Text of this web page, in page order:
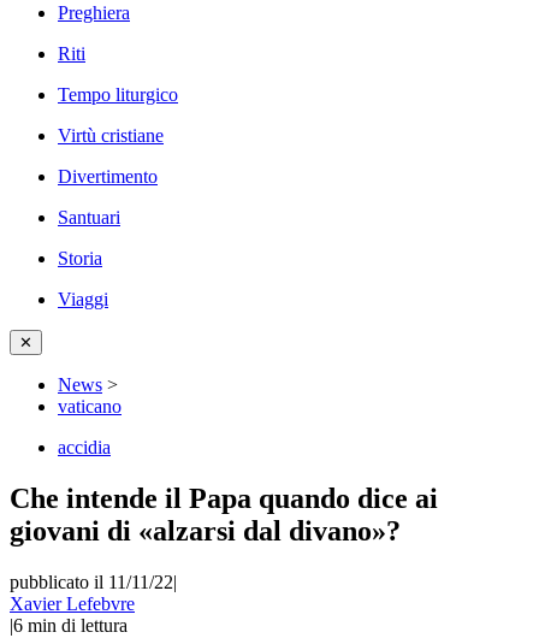
Preghiera
Riti
Tempo liturgico
Virtù cristiane
Divertimento
Santuari
Storia
Viaggi
✕
News >
vaticano
accidia
Che intende il Papa quando dice ai
giovani di «alzarsi dal divano»?
pubblicato il 11/11/22|
Xavier Lefebvre
|6 min di lettura